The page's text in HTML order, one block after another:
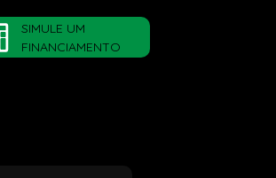
SIMULE UM
FINANCIAMENTO